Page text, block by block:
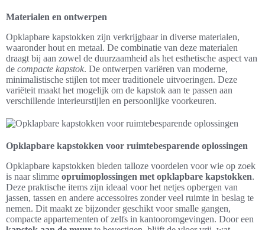
Materialen en ontwerpen
Opklapbare kapstokken zijn verkrijgbaar in diverse materialen,
waaronder hout en metaal. De combinatie van deze materialen
draagt bij aan zowel de duurzaamheid als het esthetische aspect van
de compacte kapstok. De ontwerpen variëren van moderne,
minimalistische stijlen tot meer traditionele uitvoeringen. Deze
variëteit maakt het mogelijk om de kapstok aan te passen aan
verschillende interieurstijlen en persoonlijke voorkeuren.
Opklapbare kapstokken voor ruimtebesparende oplossingen
Opklapbare kapstokken bieden talloze voordelen voor wie op zoek
is naar slimme opruimoplossingen met opklapbare kapstokken.
Deze praktische items zijn ideaal voor het netjes opbergen van
jassen, tassen en andere accessoires zonder veel ruimte in beslag te
nemen. Dit maakt ze bijzonder geschikt voor smalle gangen,
compacte appartementen of zelfs in kantooromgevingen. Door een